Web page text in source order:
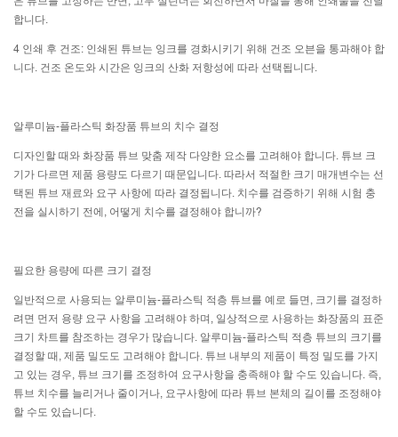
합니다.
4 인쇄 후 건조: 인쇄된 튜브는 잉크를 경화시키기 위해 건조 오븐을 통과해야 합
니다. 건조 온도와 시간은 잉크의 산화 저항성에 따라 선택됩니다.
알루미늄-플라스틱 화장품 튜브의 치수 결정
디자인할 때와 화장품 튜브 맞춤 제작 다양한 요소를 고려해야 합니다. 튜브 크
기가 다르면 제품 용량도 다르기 때문입니다. 따라서 적절한 크기 매개변수는 선
택된 튜브 재료와 요구 사항에 따라 결정됩니다. 치수를 검증하기 위해 시험 충
전을 실시하기 전에, 어떻게 치수를 결정해야 합니까?
필요한 용량에 따른 크기 결정
일반적으로 사용되는 알루미늄-플라스틱 적층 튜브를 예로 들면, 크기를 결정하
려면 먼저 용량 요구 사항을 고려해야 하며, 일상적으로 사용하는 화장품의 표준
크기 차트를 참조하는 경우가 많습니다. 알루미늄-플라스틱 적층 튜브의 크기를
결정할 때, 제품 밀도도 고려해야 합니다. 튜브 내부의 제품이 특정 밀도를 가지
고 있는 경우, 튜브 크기를 조정하여 요구사항을 충족해야 할 수도 있습니다. 즉,
튜브 치수를 늘리거나 줄이거나, 요구사항에 따라 튜브 본체의 길이를 조정해야
할 수도 있습니다.